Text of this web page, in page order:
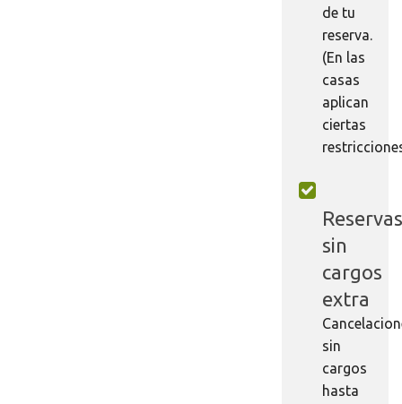
de tu
reserva.
(En las
casas
aplican
ciertas
sin
cargos
extra
sin
cargos
hasta